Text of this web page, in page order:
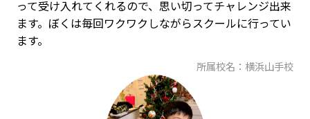
って受け入れてくれるので、思い切ってチャレンジ出来
ます。ぼくは毎回ワクワクしながらスクールに行ってい
ます。
所属校名：横浜山手校